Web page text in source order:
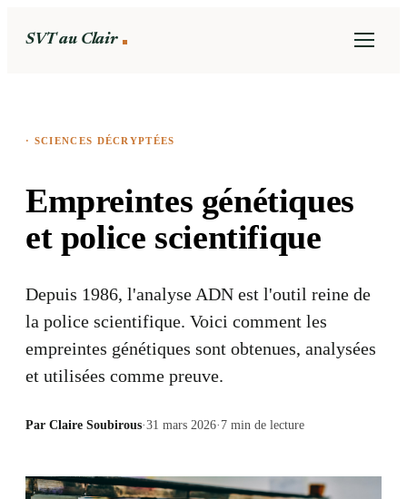
SVT au Clair
· SCIENCES DÉCRYPTÉES
Empreintes génétiques
et police scientifique
Depuis 1986, l'analyse ADN est l'outil reine de
la police scientifique. Voici comment les
empreintes génétiques sont obtenues, analysées
et utilisées comme preuve.
Par Claire Soubirous·31 mars 2026· 7 min de lecture